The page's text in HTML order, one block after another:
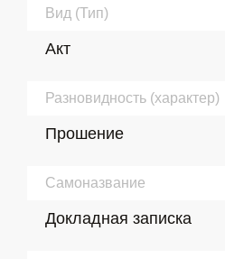
Вид (Тип)
Акт
Разновидность (характер)
Прошение
Самоназвание
Докладная записка